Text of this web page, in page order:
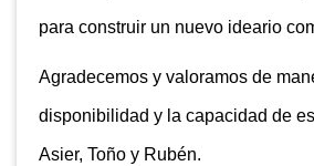
para construir un nuevo ideario
Agradecemos y valoramos de
disponibilidad y la capacidad de
Asier, Toño y Rubén.